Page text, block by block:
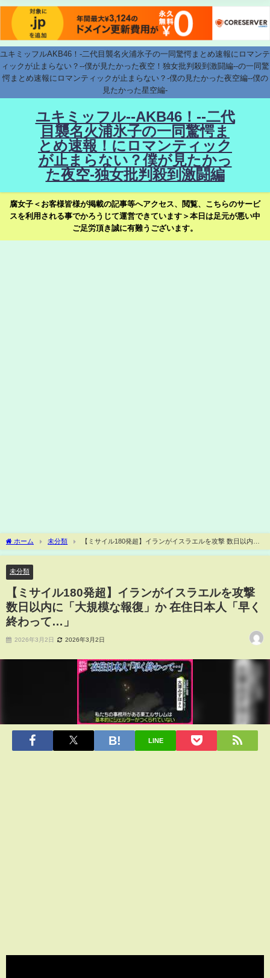
ユキミッフルAKB46！-二代目襲名火浦氷子の一同驚愕まとめ速報にロマンテ
ィックが止まらない？--僕が見たかった夜空！独女批判殺到激闘編--の一同驚
愕まとめ速報にロマンティックが止まらない？-僕の見たかった夜空編--僕の
見たかった星空編-
ユキミッフル--AKB46！--二代
目襲名火浦氷子の一同驚愕ま
とめ速報！にロマンティック
が止まらない？僕が見たかっ
た夜空-独女批判殺到激闘編
腐女子＜お客様皆様が掲載の記事等へアクセス、閲覧、こちらのサービ
スを利用される事でかろうじて運営できています＞本日は足元が悪い中
ご足労頂き誠に有難うございます。
ホーム 未分類
【ミサイル180発超】イランがイスラエルを攻撃 数日以内に
「大規模な報復」か 在住日本人「早く終わって…」
未分類
【ミサイル180発超】イランがイスラエルを攻撃
数日以内に「大規模な報復」か 在住日本人「早く
終わって…」
2026年3月2日 2026年3月2日
LINE